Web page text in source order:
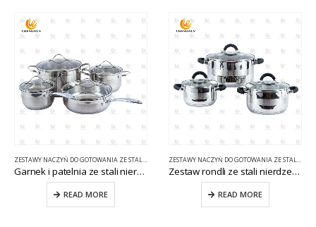
ZESTAWY NACZYŃ DO GOTOWANIA ZE STALI NIERDZEWNEJ
Garnek i patelnia ze stali nierdzewnej CW-B024-2
READ MORE
ZESTAWY NACZYŃ DO GOTOWANIA ZE STALI NIERDZEWNEJ
Zestaw rondli ze stali nierdzewnej CW-B031-A
READ MORE